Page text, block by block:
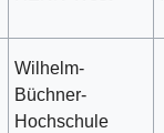
Wilhelm-
Büchner-
Hochschule